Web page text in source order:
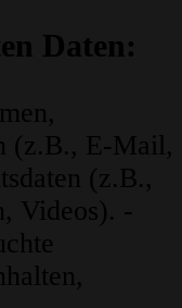
Daten:
(z.B., E-Mail,
(z.B.,
Videos). -